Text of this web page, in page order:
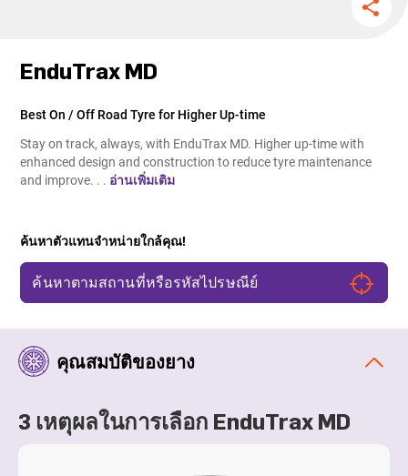
EnduTrax MD
Best On / Off Road Tyre for Higher Up-time
Stay on track, always, with EnduTrax MD. Higher up-time with
enhanced design and construction to reduce tyre maintenance
and improve. . . อ่านเพิ่มเติม
ค้นหาตัวแทนจำหน่ายใกล้คุณ!
คุณสมบัติของยาง
3 เหตุผลในการเลือก EnduTrax MD